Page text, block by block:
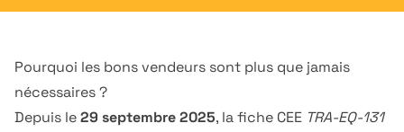
Pourquoi les bons vendeurs sont plus que jamais
nécessaires ?
Depuis le29 septembre 2025, la fiche CEE TRA-EQ-131